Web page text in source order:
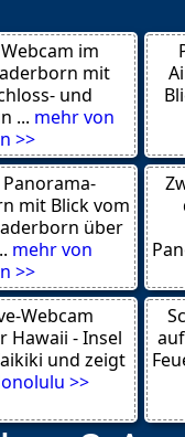
78465
72589
71720
88212
77933
77933
72762
79674
77728
71640
im
mit
und
... mehr von
>>
mit Blick vom
über
mehr von
>>
Webcam
Hawaii - Insel
und zeigt
>>